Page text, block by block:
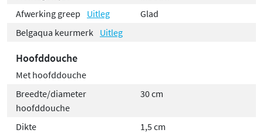
Afwerking greep
Uitleg
Glad
Belgaqua keurmerk
Uitleg
Hoofddouche
Met hoofddouche
Breedte/diameter
hoofddouche
30 cm
Dikte
1,5 cm